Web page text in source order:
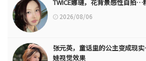
TWICE娜璉，花背景感性自拍…
2026/08/06
张元英，童话里的公主变成现
娃视觉效果